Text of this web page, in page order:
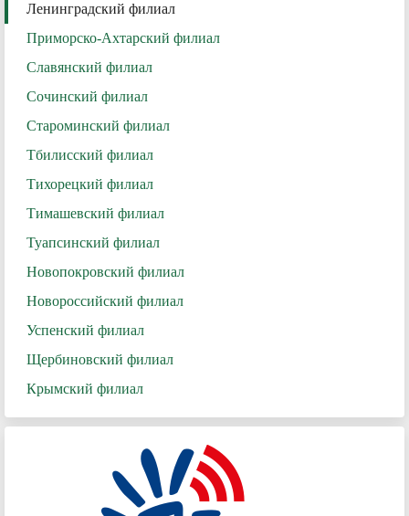
Ленинградский филиал
Приморско-Ахтарский филиал
Славянский филиал
Сочинский филиал
Староминский филиал
Тбилисский филиал
Тихорецкий филиал
Тимашевский филиал
Туапсинский филиал
Новопокровский филиал
Новороссийский филиал
Успенский филиал
Щербиновский филиал
Крымский филиал